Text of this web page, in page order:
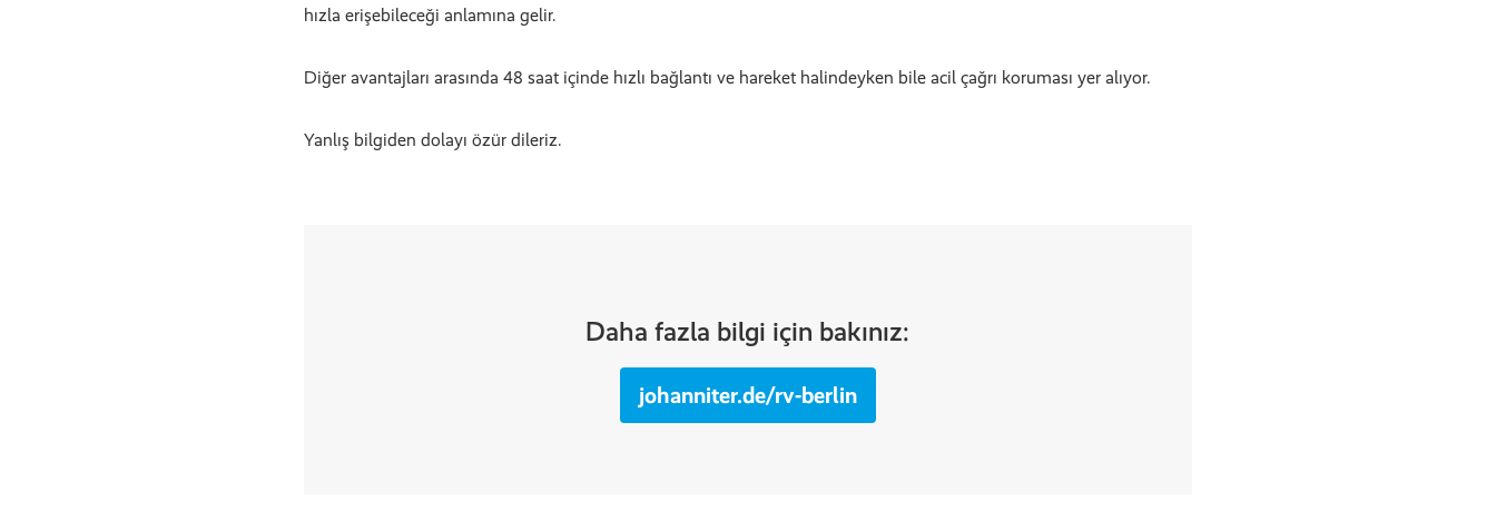
hızla erişebileceği anlamına gelir.
Diğer avantajları arasında 48 saat içinde hızlı bağlantı ve hareket halindeyken bile acil çağrı koruması yer alıyor.
Yanlış bilgiden dolayı özür dileriz.
Daha fazla bilgi için bakınız:
johanniter.de/rv-berlin